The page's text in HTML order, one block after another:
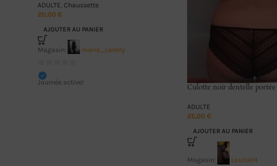
ADULTE, Chaussette
20,00 €
AJOUTER AU PANIER
Magasin: marie_carelly
0
sur
Journée active!
Culotte noir dentelle portée
ADULTE
25,00 €
AJOUTER AU PANIER
Magasin: Louise14